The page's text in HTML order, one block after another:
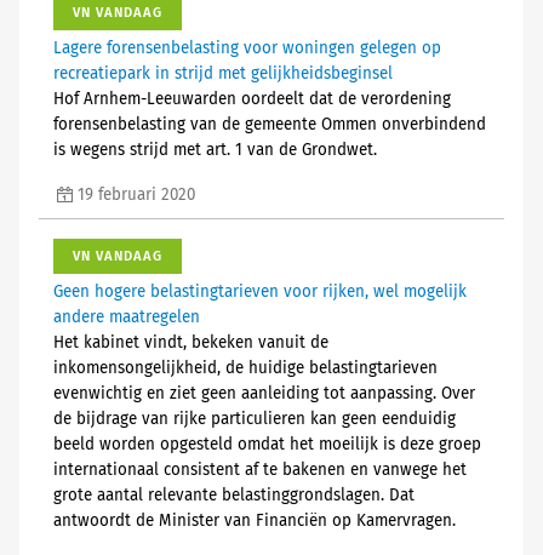
VN VANDAAG
Lagere forensenbelasting voor woningen gelegen op
recreatiepark in strijd met gelijkheidsbeginsel
Hof Arnhem-Leeuwarden oordeelt dat de verordening
forensenbelasting van de gemeente Ommen onverbindend
is wegens strijd met art. 1 van de Grondwet.
19 februari 2020
VN VANDAAG
Geen hogere belastingtarieven voor rijken, wel mogelijk
andere maatregelen
Het kabinet vindt, bekeken vanuit de
inkomensongelijkheid, de huidige belastingtarieven
evenwichtig en ziet geen aanleiding tot aanpassing. Over
de bijdrage van rijke particulieren kan geen eenduidig
beeld worden opgesteld omdat het moeilijk is deze groep
internationaal consistent af te bakenen en vanwege het
grote aantal relevante belastinggrondslagen. Dat
antwoordt de Minister van Financiën op Kamervragen.